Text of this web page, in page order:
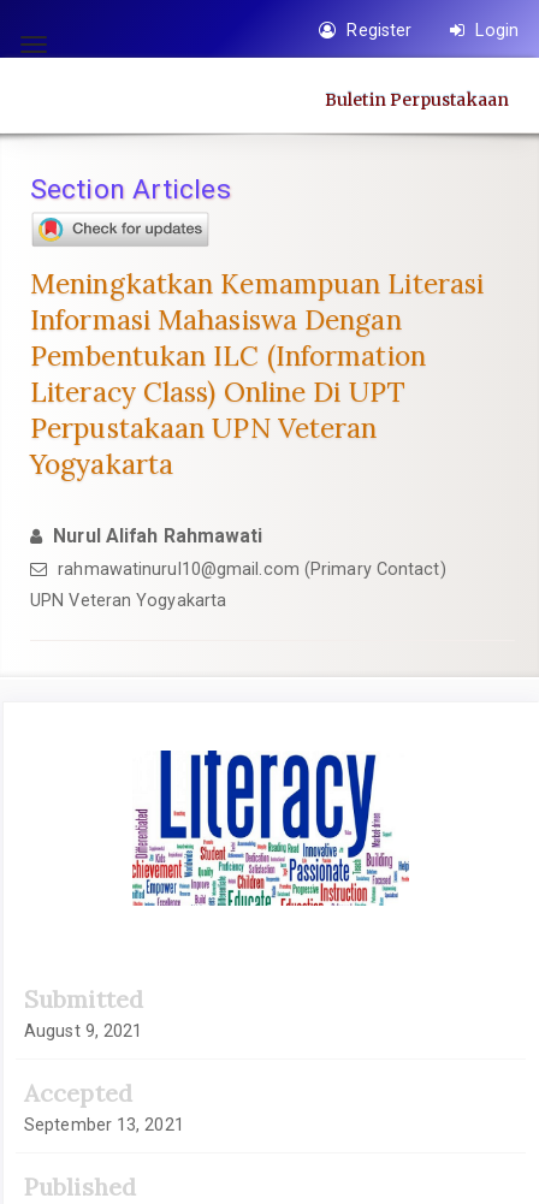
jump
content
Navigation
Main
Sidebar
Toggle
Register Login
Buletin Perpustakaan
Section Articles
Meningkatkan Kemampuan Literasi
Informasi Mahasiswa Dengan
Pembentukan ILC (Information
Literacy Class) Online Di UPT
Perpustakaan UPN Veteran
Yogyakarta
Nurul Alifah Rahmawati
rahmawatinurul10@gmail.com (Primary Contact)
UPN Veteran Yogyakarta
Submitted
August 9, 2021
Accepted
September 13, 2021
Published